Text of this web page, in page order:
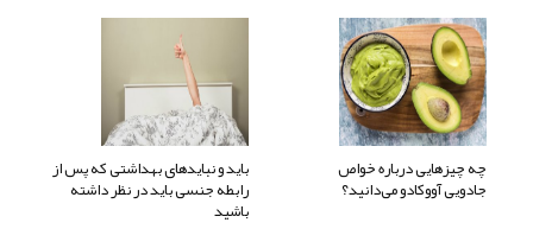
چه چیزهایی درباره خواص
جادویی آووکادو می‌دانید؟
باید و نبایدهای بهداشتی که پس از
رابطه جنسی باید در نظر داشته
باشید